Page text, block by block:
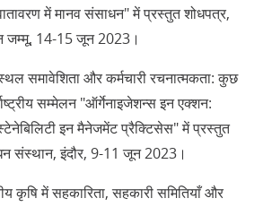
में मानव संसाधन" में प्रस्तुत शोधपत्र,
जम्मू, 14-15 जून 2023।
समावेशिता और कर्मचारी रचनात्मकता: कुछ
सम्मेलन "ऑर्गेनाइजेशन्स इन एक्शन:
इन मैनेजमेंट प्रैक्टिसेस" में प्रस्तुत
संस्थान, इंदौर, 9-11 जून 2023।
कृषि में सहकारिता, सहकारी समितियाँ और